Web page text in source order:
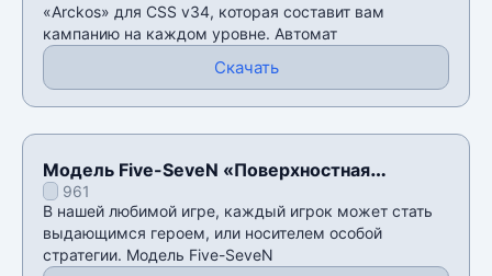
«Arckos» для CSS v34, которая составит вам
кампанию на каждом уровне. Автомат
Скачать
Модель Five-SeveN «Поверхностная
закалка» для CSS v34
961
В нашей любимой игре, каждый игрок может стать
выдающимся героем, или носителем особой
стратегии. Модель Five-SeveN